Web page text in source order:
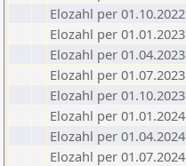
Elozahl per 01.10.2022
Elozahl per 01.01.2023
Elozahl per 01.04.2023
Elozahl per 01.07.2023
Elozahl per 01.10.2023
Elozahl per 01.01.2024
Elozahl per 01.04.2024
Elozahl per 01.07.2024